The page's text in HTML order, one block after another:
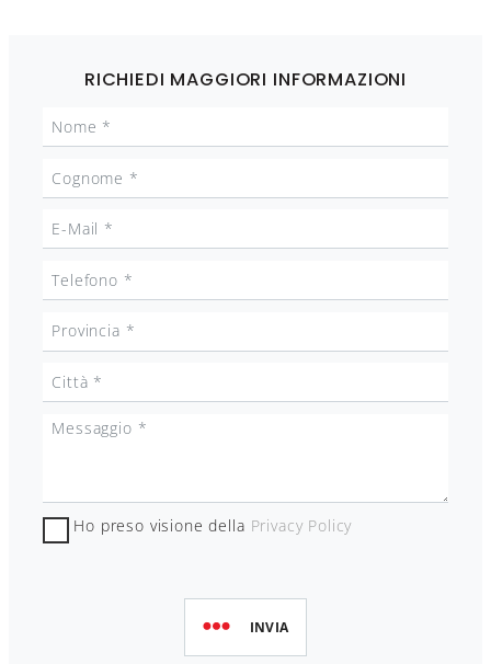
RICHIEDI MAGGIORI INFORMAZIONI
Ho preso visione della Privacy Policy
INVIA